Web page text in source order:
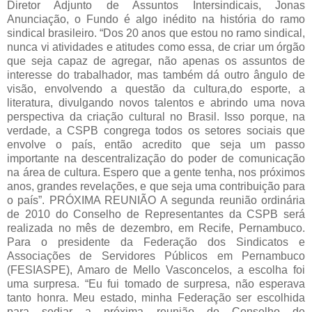
Diretor Adjunto de Assuntos Intersindicais, Jonas
Anunciação, o Fundo é algo inédito na história do ramo
sindical brasileiro. “Dos 20 anos que estou no ramo sindical,
nunca vi atividades e atitudes como essa, de criar um órgão
que seja capaz de agregar, não apenas os assuntos de
interesse do trabalhador, mas também dá outro ângulo de
visão, envolvendo a questão da cultura,do esporte, a
literatura, divulgando novos talentos e abrindo uma nova
perspectiva da criação cultural no Brasil. Isso porque, na
verdade, a CSPB congrega todos os setores sociais que
envolve o país, então acredito que seja um passo
importante na descentralização do poder de comunicação
na área de cultura. Espero que a gente tenha, nos próximos
anos, grandes revelações, e que seja uma contribuição para
o país”. PRÓXIMA REUNIÃO A segunda reunião ordinária
de 2010 do Conselho de Representantes da CSPB será
realizada no mês de dezembro, em Recife, Pernambuco.
Para o presidente da Federação dos Sindicatos e
Associações de Servidores Públicos em Pernambuco
(FESIASPE), Amaro de Mello Vasconcelos, a escolha foi
uma surpresa. “Eu fui tomado de surpresa, não esperava
tanto honra. Meu estado, minha Federação ser escolhida